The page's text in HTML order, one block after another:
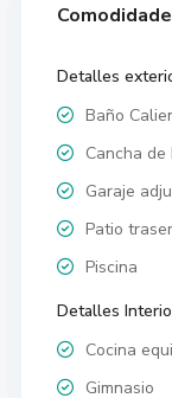
Detalles
Baño
Cancha
Garaje
Patio
Piscina
Detalles
Cocina
Gimnasio